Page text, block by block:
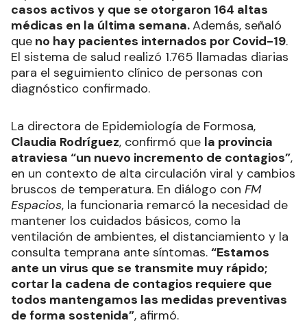
casos activos y que se otorgaron 164 altas
médicas en la última semana.Además, señaló
que no hay pacientes internados por Covid-19.
El sistema de salud realizó 1.765 llamadas diarias
para el seguimiento clínico de personas con
diagnóstico confirmado.
La directora de Epidemiología de Formosa,
Claudia Rodríguez, confirmó que la provincia
atraviesa “un nuevo incremento de contagios”,
en un contexto de alta circulación viral y cambios
bruscos de temperatura. En diálogo con FM
Espacios, la funcionaria remarcó la necesidad de
mantener los cuidados básicos, como la
ventilación de ambientes, el distanciamiento y la
consulta temprana ante síntomas. “Estamos
ante un virus que se transmite muy rápido;
cortar la cadena de contagios requiere que
todos mantengamos las medidas preventivas
de forma sostenida”, afirmó.